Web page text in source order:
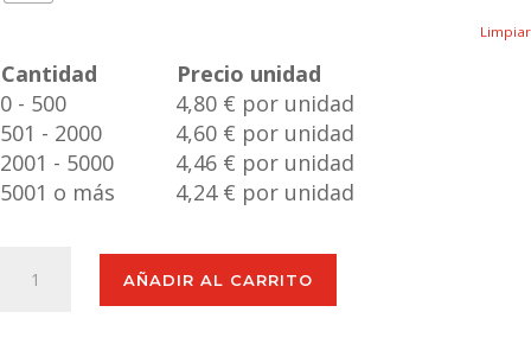
Limpiar
Cantidad
Precio unidad
0 - 500
4,80 € por unidad
501 - 2000
4,60 € por unidad
2001 - 5000
4,46 € por unidad
5001 o más
4,24 € por unidad
Cables
AÑADIR AL CARRITO